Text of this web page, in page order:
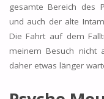
gesamte Bereich des
und auch der alte
Die Fahrt auf dem
meinem Besuch nicht
daher etwas länger